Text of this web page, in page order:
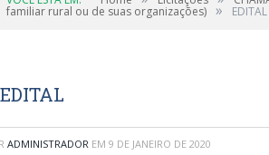
familiar rural ou de suas organizações) » EDITAL
EDITAL
ADMINISTRADOR EM 9 DE JANEIRO DE 2020